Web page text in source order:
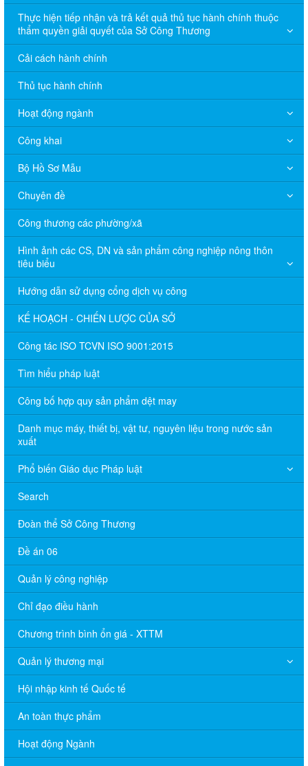
Thực hiện tiếp nhận và trả kết quả thủ tục hành chính thuộc
thẩm quyền giải quyết của Sở Công Thương
Cải cách hành chính
Thủ tục hành chính
Hoạt động ngành
Công khai
Bộ Hồ Sơ Mẫu
Chuyên đề
Công thương các phường/xã
Hình ảnh các CS, DN và sản phẩm công nghiệp nông thôn
tiêu biểu
Hướng dẫn sử dụng cổng dịch vụ công
KẾ HOẠCH - CHIẾN LƯỢC CỦA SỞ
Công tác ISO TCVN ISO 9001:2015
Tìm hiểu pháp luật
Công bố hợp quy sản phẩm dệt may
Danh mục máy, thiết bị, vật tư, nguyên liệu trong nước sản
xuất
Phổ biến Giáo dục Pháp luật
Search
Đoàn thể Sở Công Thương
Đề án 06
Quản lý công nghiệp
Chỉ đạo điều hành
Chương trình bình ổn giá - XTTM
Quản lý thương mại
Hội nhập kinh tế Quốc tế
An toàn thực phẩm
Hoạt động Ngành